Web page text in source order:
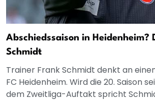
Abschiedssaison in Heidenheim?
Schmidt
Trainer Frank Schmidt denkt an
FC Heidenheim. Wird die 20. Saison
dem Zweitliga-Auftakt spricht